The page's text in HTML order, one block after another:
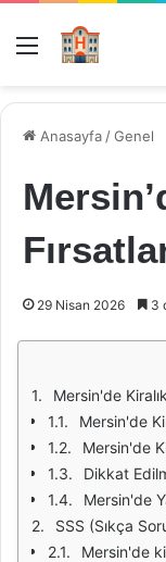
Menü
Anasayfa /Genel
29 Nisan 2026 3
Mersin'de
Mersin'de
Mersin'de
Dikkat
Mersin'de
SSS (Sıkça
Mersin'de